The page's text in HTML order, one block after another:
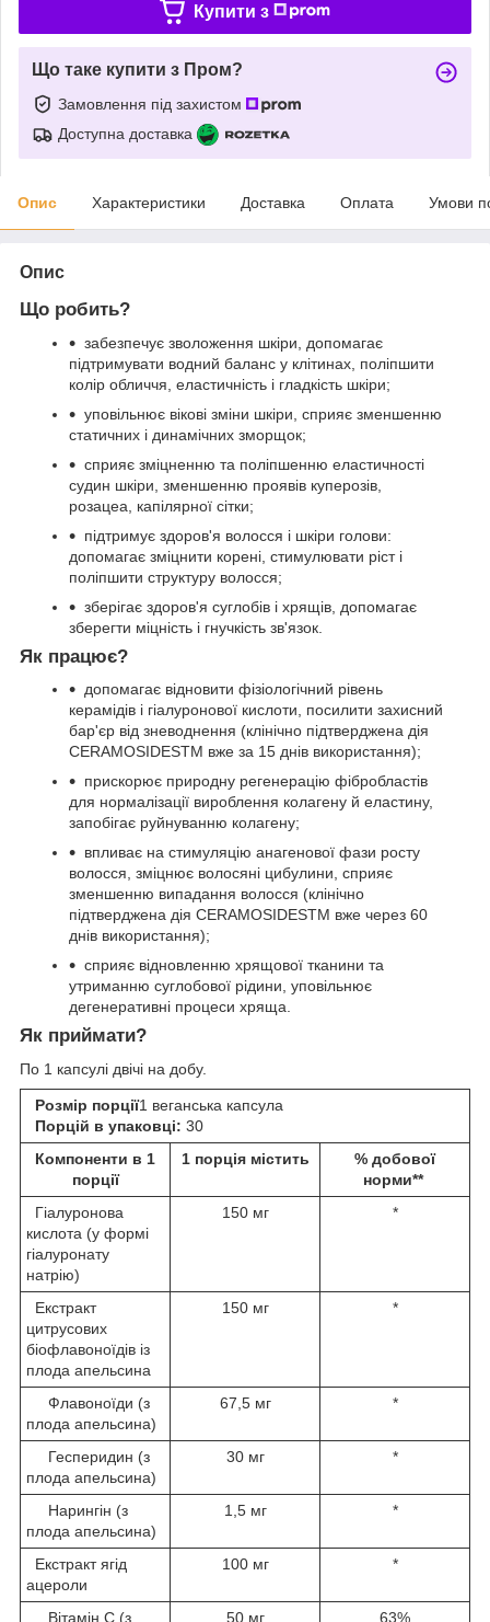
Купити з
Що таке купити з Пром?
Замовлення під захистом
Доступна доставка
Опис Характеристики Доставка Оплата Умови
Опис
Що робить?
забезпечує зволоження шкіри, допомагає
підтримувати водний баланс у клітинах, поліпшити
колір обличчя, еластичність і гладкість шкіри;
уповільнює вікові зміни шкіри, сприяє зменшенню
статичних і динамічних зморщок;
сприяє зміцненню та поліпшенню еластичності
судин шкіри, зменшенню проявів куперозів,
розацеа, капілярної сітки;
підтримує здоров'я волосся і шкіри голови:
допомагає зміцнити корені, стимулювати ріст і
поліпшити структуру волосся;
зберігає здоров'я суглобів і хрящів, допомагає
зберегти міцність і гнучкість зв'язок.
Як працює?
допомагає відновити фізіологічний рівень
керамідів і гіалуронової кислоти, посилити захисний
бар'єр від зневоднення (клінічно підтверджена дія
CERAMOSIDESTM вже за 15 днів використання);
прискорює природну регенерацію фібробластів
для нормалізації вироблення колагену й еластину,
запобігає руйнуванню колагену;
впливає на стимуляцію анагенової фази росту
волосся, зміцнює волосяні цибулини, сприяє
зменшенню випадання волосся (клінічно
підтверджена дія CERAMOSIDESTM вже через 60
днів використання);
сприяє відновленню хрящової тканини та
утриманню суглобової рідини, уповільнює
дегенеративні процеси хряща.
Як приймати?
По 1 капсулі двічі на добу.
Розмір порції1 веганська капсула
Порцій в упаковці: 30
Компоненти в 1
порції
1 порція містить
% добової
норми**
Гіалуронова
кислота (у формі
гіалуронату
натрію)
150 мг *
Екстракт
цитрусових
біофлавоноїдів із
плода апельсина
150 мг *
Флавоноїди (з
плода апельсина)
67,5 мг *
Гесперидин (з
плода апельсина)
30 мг *
Нарингін (з
плода апельсина)
1,5 мг *
Екстракт ягід
ацероли
100 мг *
Вітамін С (з 50 мг 63%